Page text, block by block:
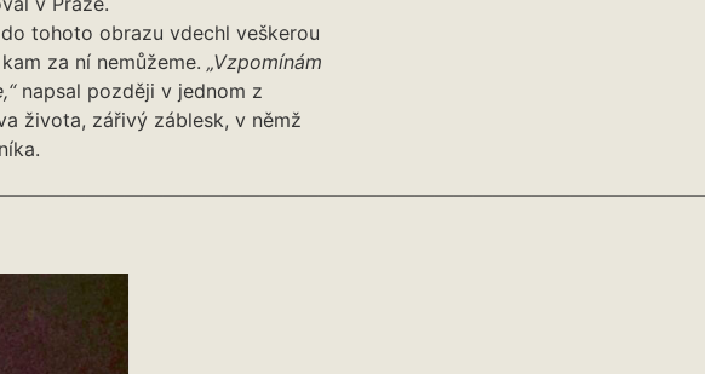
tohoto obrazu vdechl veškerou
za ní nemůžeme. „Vzpomínám
napsal později v jednom z
života, zářivý záblesk, v němž